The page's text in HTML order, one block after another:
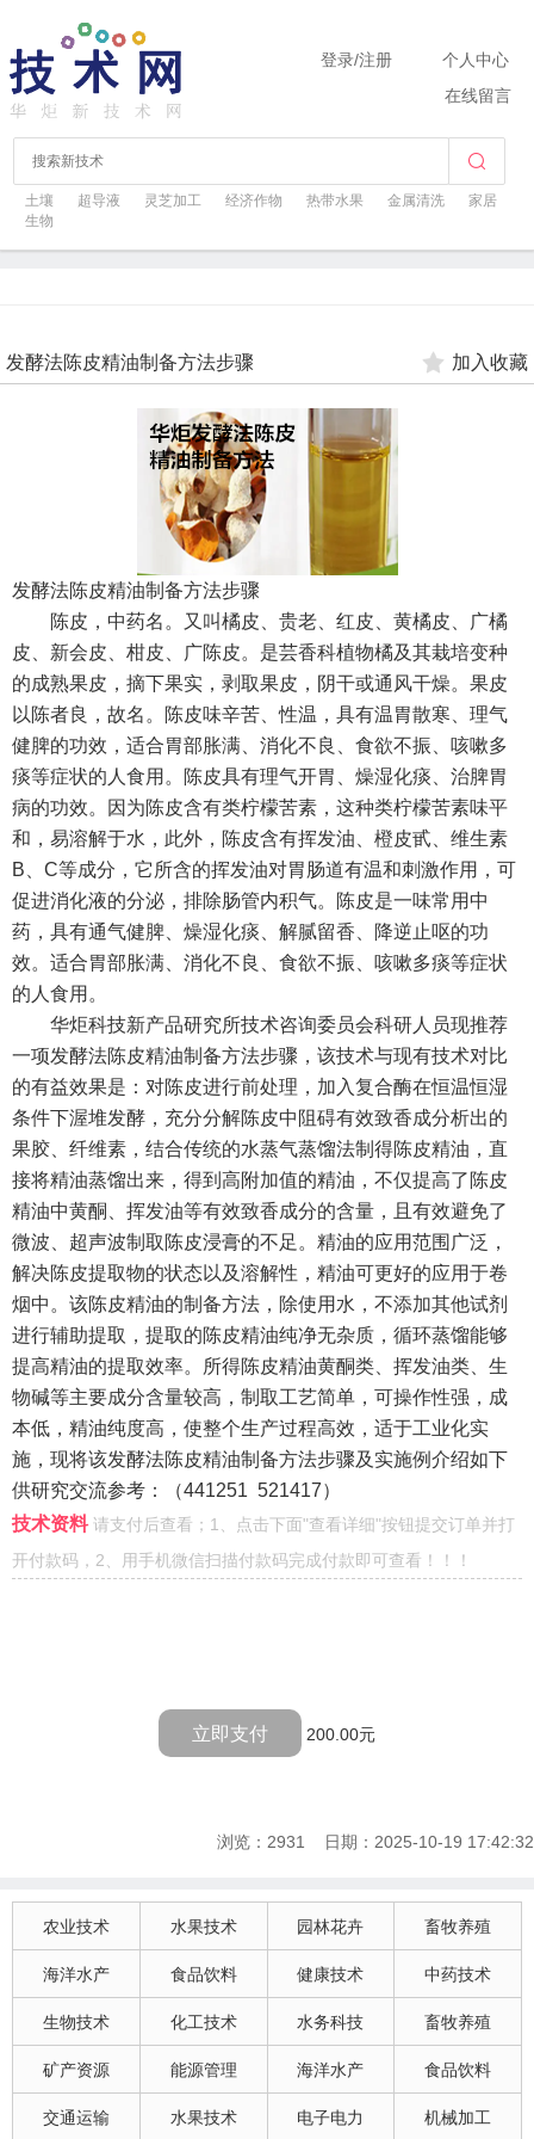
土壤 超导液 灵芝加工 经济作物 热带水果 金属清洗
家居
生物
登录/注册
个人中心
在线留言
发酵法陈皮精油制备方法步骤 加入收藏
发酵法陈皮精油制备方法步骤
陈皮，中药名。又叫橘皮、贵老、红皮、黄橘皮、广橘
皮、新会皮、柑皮、广陈皮。是芸香科植物橘及其栽培变种
的成熟果皮，摘下果实，剥取果皮，阴干或通风干燥。果皮
以陈者良，故名。陈皮味辛苦、性温，具有温胃散寒、理气
健脾的功效，适合胃部胀满、消化不良、食欲不振、咳嗽多
痰等症状的人食用。陈皮具有理气开胃、燥湿化痰、治脾胃
病的功效。因为陈皮含有类柠檬苦素，这种类柠檬苦素味平
和，易溶解于水，此外，陈皮含有挥发油、橙皮甙、维生素
B
C等成分，它所含的挥发油对胃肠道有温和刺激作用，可
促进消化液的分泌，排除肠管内积气。陈皮是一味常用中
药，具有通气健脾、燥湿化痰、解腻留香、降逆止呕的功
效。适合胃部胀满、消化不良、食欲不振、咳嗽多痰等症状
的人食用。
华炬科技新产品研究所技术咨询委员会科研人员现推荐
一项发酵法陈皮精油制备方法步骤，该技术与现有技术对比
的有益效果是：对陈皮进行前处理，加入复合酶在恒温恒湿
条件下渥堆发酵，充分分解陈皮中阻碍有效致香成分析出的
果胶、纤维素，结合传统的水蒸气蒸馏法制得陈皮精油，直
接将精油蒸馏出来，得到高附加值的精油，不仅提高了陈皮
精油中黄酮、挥发油等有效致香成分的含量，且有效避免了
微波、超声波制取陈皮浸膏的不足。精油的应用范围广泛，
解决陈皮提取物的状态以及溶解性，精油可更好的应用于卷
烟中。该陈皮精油的制备方法，除使用水，不添加其他试剂
进行辅助提取，提取的陈皮精油纯净无杂质，循环蒸馏能够
提高精油的提取效率。所得陈皮精油黄酮类、挥发油类、生
物碱等主要成分含量较高，制取工艺简单，可操作性强，成
本低，精油纯度高，使整个生产过程高效，适于工业化实
施，现将该发酵法陈皮精油制备方法步骤及实施例介绍如下
供研究交流参考：（441251 521417）
技术资料请支付后查看；1、点击下面"查看详细"按钮提交订单并打
开付款码，2、用手机微信扫描付款码完成付款即可查看！！！
立即支付 200.00元
浏览：2931 日期：2025-10-19 17:42:32
农业技术 水果技术 园林花卉 畜牧养殖
海洋水产 食品饮料 健康技术 中药技术
生物技术 化工技术 水务科技 畜牧养殖
矿产资源 能源管理 海洋水产 食品饮料
交通运输 水果技术 电子电力 机械加工